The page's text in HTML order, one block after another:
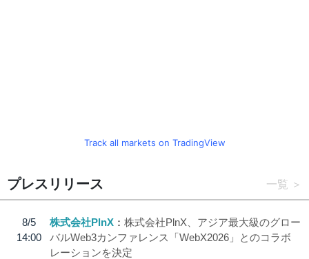
Track all markets on TradingView
プレスリリース 一覧
8/5
14:00
株式会社PlnX
株式会社PlnX、アジア最大級のグロー
バルWeb3カンファレンス「WebX2026」とのコラボ
レーションを決定